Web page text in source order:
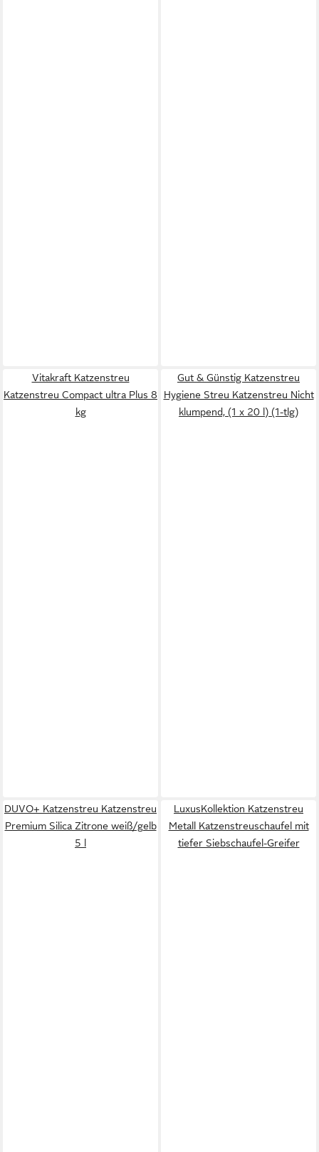
Vitakraft Katzenstreu
Katzenstreu Compact ultra Plus 8
kg
Gut & Günstig Katzenstreu
Hygiene Streu Katzenstreu Nicht
klumpend, (1 x 20 l) (1-tlg)
DUVO+ Katzenstreu Katzenstreu
Premium Silica Zitrone weiß/gelb
5 l
LuxusKollektion Katzenstreu
Metall Katzenstreuschaufel mit
tiefer Siebschaufel-Greifer